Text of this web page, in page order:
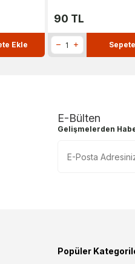
Ekle
90 TL
E-Bülten
Gelişmelerden
Popüler